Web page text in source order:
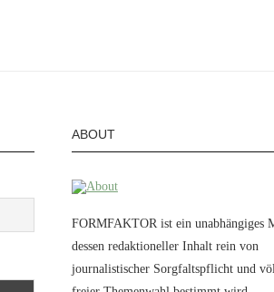
ABOUT
FORMFAKTOR ist ein unabhängiges
dessen redaktioneller Inhalt rein von
journalistischer Sorgfaltspflicht und